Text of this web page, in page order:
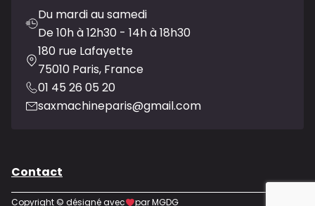
Du mardi au samedi
De 10h à 12h30 - 14h à 18h30
180 rue Lafayette
75010 Paris, France
01 45 26 05 20
saxmachineparis@gmail.com
Contact
Copyright © désigné avec par MGDG